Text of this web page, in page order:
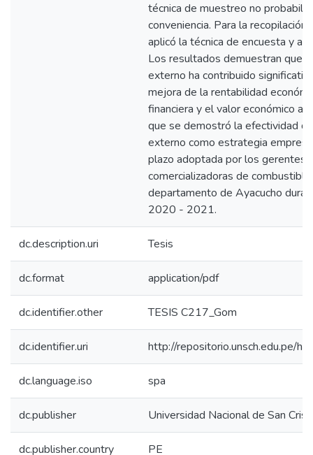
técnica de muestreo no
conveniencia. Para la recopilación
aplicó la técnica de encuesta y
Los resultados demuestran que
externo ha contribuido
mejora de la rentabilidad
financiera y el valor económico
que se demostró la efectividad
externo como estrategia
plazo adoptada por los gerentes
comercializadoras de
departamento de Ayacucho
2020 - 2021.
dc.description.uri Tesis
dc.format application/pdf
dc.identifier.other TESIS C217_Gom
dc.identifier.uri http://repositorio.unsch.edu.pe/
dc.language.iso spa
dc.publisher Universidad Nacional de San
dc.publisher.country PE